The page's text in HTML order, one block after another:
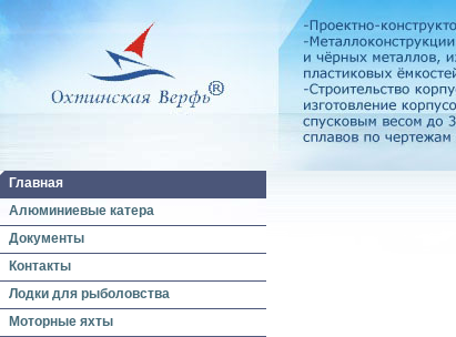
Главная
Алюминиевые катера
Документы
Контакты
Лодки для рыболовства
Моторные яхты